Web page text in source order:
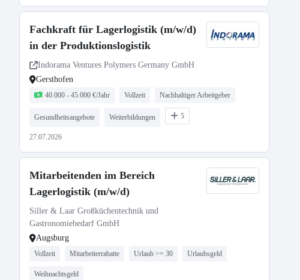
Fachkraft für Lagerlogistik (m/w/d)
in der Produktionslogistik
Indorama Ventures Polymers Germany GmbH
Gersthofen
40.000 - 45.000 €/Jahr Vollzeit Nachhaltiger Arbeitgeber
Gesundheitsangebote Weiterbildungen 5
27.07.2026
Mitarbeitenden im Bereich
Lagerlogistik (m/w/d)
Siller & Laar Großküchentechnik und
Gastronomiebedarf GmbH
Augsburg
Vollzeit Mitarbeiterrabatte Urlaub >= 30 Urlaubsgeld
Weihnachtsgeld